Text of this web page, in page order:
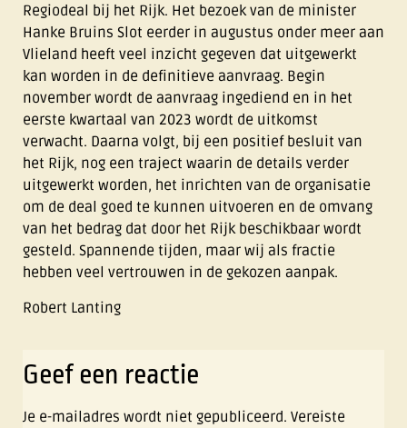
Regiodeal bij het Rijk. Het bezoek van de minister
Hanke Bruins Slot eerder in augustus onder meer aan
Vlieland heeft veel inzicht gegeven dat uitgewerkt
kan worden in de definitieve aanvraag. Begin
november wordt de aanvraag ingediend en in het
eerste kwartaal van 2023 wordt de uitkomst
verwacht. Daarna volgt, bij een positief besluit van
het Rijk, nog een traject waarin de details verder
uitgewerkt worden, het inrichten van de organisatie
om de deal goed te kunnen uitvoeren en de omvang
van het bedrag dat door het Rijk beschikbaar wordt
gesteld. Spannende tijden, maar wij als fractie
hebben veel vertrouwen in de gekozen aanpak.
Robert Lanting
Geef een reactie
Je e-mailadres wordt niet gepubliceerd. Vereiste